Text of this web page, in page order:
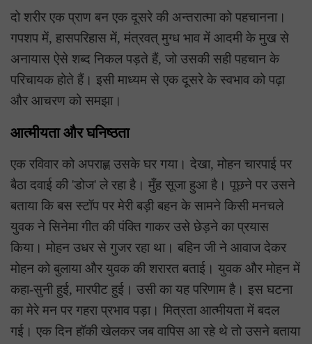
दो शरीर एक प्राण बन एक दूसरे की अन्तरात्मा को पहचानना।
गपशप में, हासपरिहास में, मंत्रवत् मुग्ध भाव में आदमी के मुख से
अनायास ऐसे शब्द निकल पड़ते हैं, जो उसकी सही पहचान के
परिचायक होते हैं। इसी माध्यम से एक दूसरे के स्वभाव को पढ़ा
और आचरण को समझा।
आत्मीयता और घनिष्ठता
एक रविवार को अपराह्ण उसके घर गया। देखा, मोहन चारपाई पर
बैठा दवाई की 'डोज' ले रहा है। मुँह सूजा हुआ है। पूछने पर उसने
बताया कि बस स्टॉप पर मेरी बड़ी बहन के सामने किसी मनचले
युवक ने सिनेमा गीत की पंक्ति गाकर उसे छेड़ने का प्रयास
किया। मोहन उधर से गुजर रहा था। बहिन जी ने आवाज देकर
मोहन को बुलाया और युवक की शरारत बताई। युवक और मोहन में
कहा-सुनी हुई, मारपीट हुई। उसी का यह परिणाम है। इस घटना
का मेरे मन पर गहरा प्रभाव पड़ा। मित्रता आत्मीयता में बदल
गई। एक दिन हॉकी खेलकर जब वापिस आ रहे थे तो उसने बताया